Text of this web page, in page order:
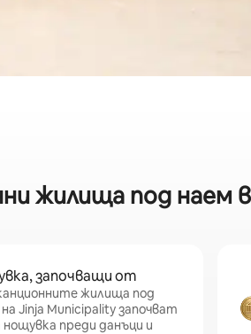
жилища под наем
започващи от
жилища под
Jinja Municipality започват
нощувка преди данъци и